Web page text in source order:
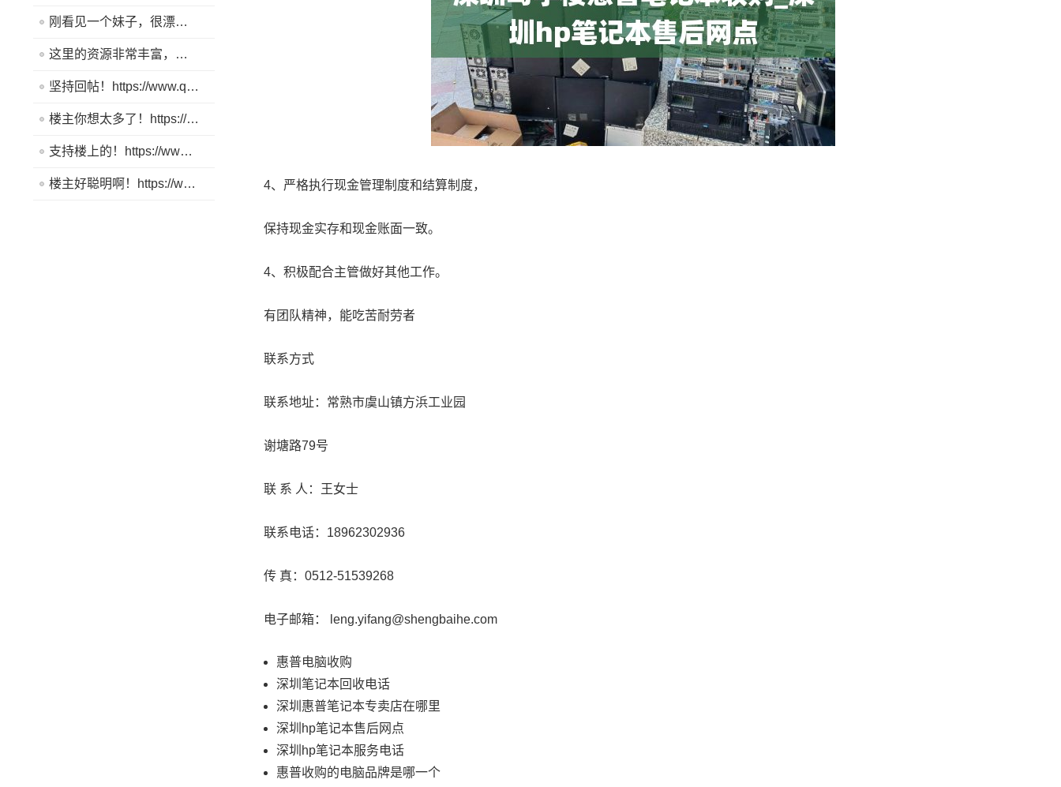
刚看见一个妹子，很漂亮！https://www.quickq9.com
这里的资源非常丰富，帮助我解决了很多问题。https://www.quickq9.com
坚持回帖！https://www.quickq9.com
楼主你想太多了！https://www.quickq9.com
支持楼上的！https://www.quickq9.com
楼主好聪明啊！https://www.quickq9.com 4、严格执行现金管理制度和结算制度，
保持现金实存和现金账面一致。
4、积极配合主管做好其他工作。
有团队精神，能吃苦耐劳者
联系方式
联系地址：常熟市虞山镇方浜工业园
谢塘路79号
联 系 人：王女士
联系电话：18962302936
传 真：0512-51539268
电子邮箱： leng.yifang@shengbaihe.com
惠普电脑收购
深圳笔记本回收电话
深圳惠普笔记本专卖店在哪里
深圳hp笔记本售后网点
深圳hp笔记本服务电话
惠普收购的电脑品牌是哪一个